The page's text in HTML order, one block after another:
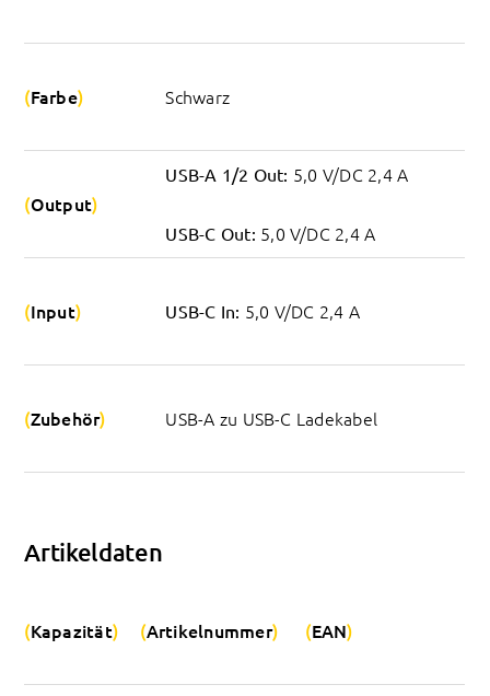
Farbe Schwarz
Output
USB-A 1/2 Out: 5,0 V/DC 2,4 A
USB-C Out: 5,0 V/DC 2,4 A
Input USB-C In: 5,0 V/DC 2,4 A
Zubehör USB-A zu USB-C Ladekabel
Artikeldaten
Kapazität Artikelnummer EAN